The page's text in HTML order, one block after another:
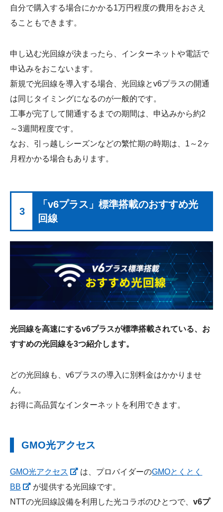
自分で購入する場合にかかる1万円程度の費用をおさえ
ることもできます。
申し込む光回線が決まったら、インターネットや電話で
申込みをおこないます。
新規で光回線を導入する場合、光回線とv6プラスの開通
は同じタイミングになるのが一般的です。
工事が完了して開通するまでの期間は、申込みから約2
～3週間程度です。
なお、引っ越しシーズンなどの繁忙期の時期は、1～2ヶ
月程かかる場合もあります。
3
「v6プラス」標準搭載のおすすめ光
回線
光回線を高速にするv6プラスが標準搭載されている、お
すすめの光回線を3つ紹介します。
どの光回線も、v6プラスの導入に別料金はかかりませ
ん。
お得に高品質なインターネットを利用できます。
GMO光アクセス
GMO光アクセス は、プロバイダーのGMOとくとく
BB
が提供する光回線です。
NTTの光回線設備を利用した光コラボのひとつで、 v6プ